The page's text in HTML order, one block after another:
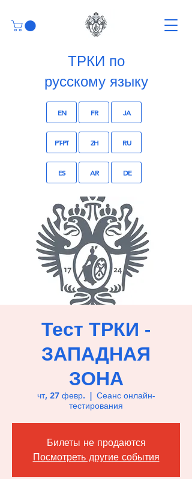
ТРКИ по
русскому языку
EN FR JA
PT-PT ZH RU
ES AR DE
Тест ТРКИ -
ЗАПАДНАЯ
ЗОНА
чт, 27 февр.
Сеанс онлайн-
тестирования
Билеты не продаются
Посмотреть другие события